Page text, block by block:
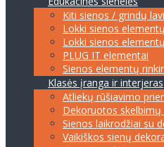
Kiti sienos / grindų
Lokki sienos
Lokki sienos
PLUG IT elementai
Sienos elementų
Klasės įranga ir interjeras
Atliekų rūšiavimo
Dekoruotos skelbimų
Sienos laikrodžiai su
Vaikiškos sienų